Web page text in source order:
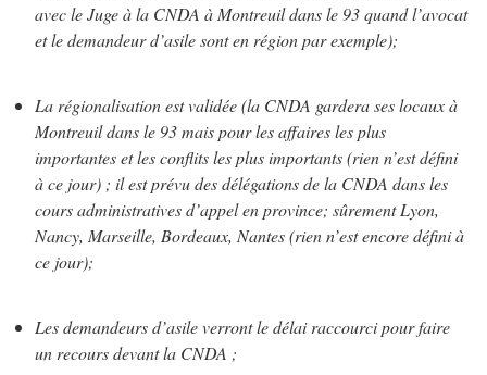
avec le Juge à la CNDA à Montreuil dans le 93 quand l’avocat
et le demandeur d’asile sont en région par exemple);
La régionalisation est validée (la CNDA gardera ses locaux à
Montreuil dans le 93 mais pour les affaires les plus
importantes et les conflits les plus importants (rien n’est défini
à ce jour) ; il est prévu des délégations de la CNDA dans les
cours administratives d’appel en province; sûrement Lyon,
Nancy, Marseille, Bordeaux, Nantes (rien n’est encore défini à
ce jour);
Les demandeurs d’asile verront le délai raccourci pour faire
un recours devant la CNDA ;